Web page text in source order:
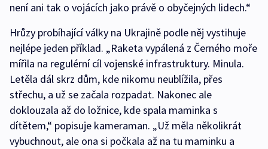
není ani tak o vojácích jako právě o obyčejných lidech.“
Hrůzy probíhající války na Ukrajině podle něj vystihuje
nejlépe jeden příklad. „Raketa vypálená z Černého moře
mířila na regulérní cíl vojenské infrastruktury. Minula.
Letěla dál skrz dům, kde nikomu neublížila, přes
střechu, a už se začala rozpadat. Nakonec ale
doklouzala až do ložnice, kde spala maminka s
dítětem,“ popisuje kameraman. „Už měla několikrát
vybuchnout, ale ona si počkala až na tu maminku a